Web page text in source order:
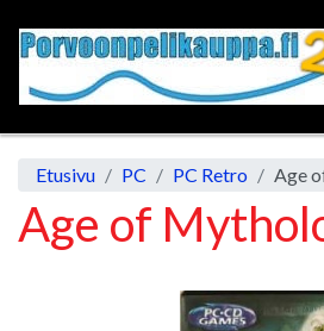
Etusivu PC PC Retro Age
Age of